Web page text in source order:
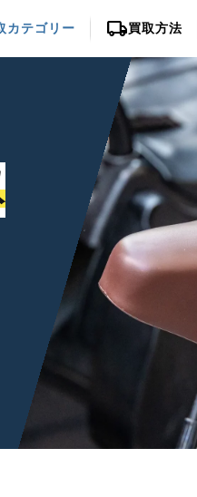
カテゴリー local_shipping買取方法